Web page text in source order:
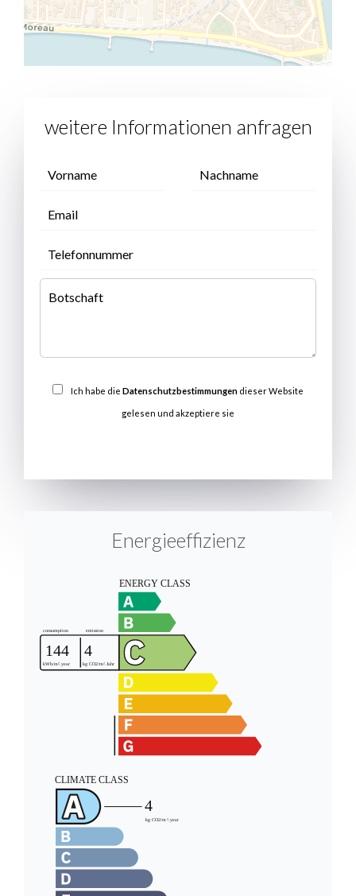
weitere Informationen anfragen
Ich habe die Datenschutzbestimmungen dieser Website
gelesen und akzeptiere sie
Energieeffizienz